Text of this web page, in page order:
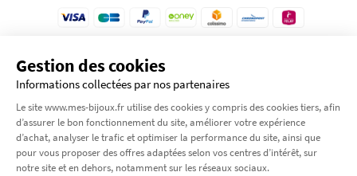
Gestion des cookies
Informations collectées par nos partenaires
Le site www.mes-bijoux.fr utilise des cookies y compris des cookies tiers, afin
d’assurer le bon fonctionnement du site, améliorer votre expérience
d’achat, analyser le trafic et optimiser la performance du site, ainsi que
pour vous proposer des offres adaptées selon vos centres d’intérêt, sur
notre site et en dehors, notamment sur les réseaux sociaux.
Pour votre protection, ce site est sécurisé par le niveau de cryptage le plus élevé
disponible. Transaction 100% sécurisé.
by Moode International.